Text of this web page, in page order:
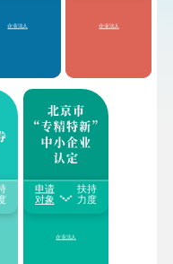
项中，单独的
助科技型中小
企业法人 4.获得积分落户加分
企业法人
1.享受给予一次性 20-
50万奖补金额
（以各
2.享受提供“一业一
”、分类支持“专精
申请
对象
扶持
力度
企业法人